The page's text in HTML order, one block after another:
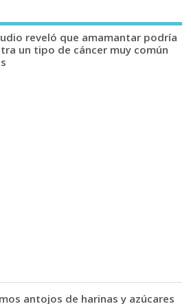
reveló que amamantar podría
un tipo de cáncer muy común
antojos de harinas y azúcares